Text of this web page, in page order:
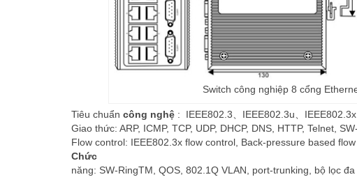
Switch công nghiệp 8 cổng
Tiêu chuẩn công nghệ : IEEE802.3 IEEE802.3u IEEE802.3x
Giao thức: ARP, ICMP, TCP, UDP, DHCP, DNS, HTTP, Telnet,
Flow control: IEEE802.3x flow control, Back-pressure based
Chức
năng: SW-RingTM, QOS, 802.1Q VLAN, port-trunking, bộ lọc